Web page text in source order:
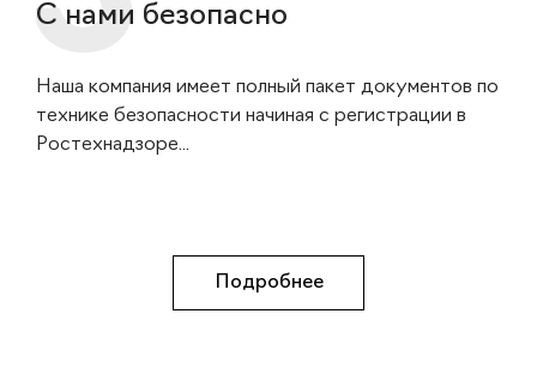
С нами безопасно
Наша компания имеет полный пакет документов по
технике безопасности начиная с регистрации в
Ростехнадзоре...
Подробнее